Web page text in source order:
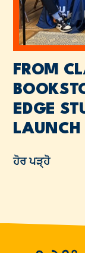
FROM
EDGE
ਹੋਰ ਪੜ੍ਹੋ